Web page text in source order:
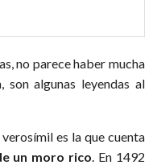
no parece haber mucha
son algunas leyendas al
es la que cuenta
un moro rico. En 1492